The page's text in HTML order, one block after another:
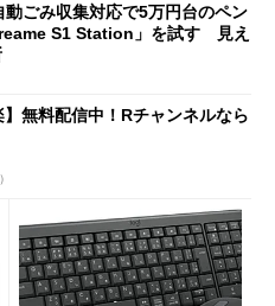
ごみ収集対応で5万円台のペン
S1 Station」を試す 見え
】無料配信中！Rチャンネルなら